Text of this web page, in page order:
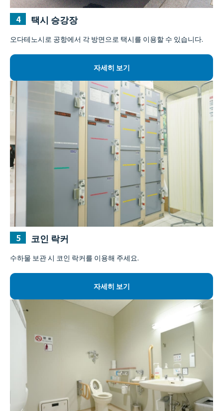
택시 승강장
오다테노시로 공항에서 각 방면으로 택시를 이용할 수 있습니다.
자세히 보기
코인 락커
수하물 보관 시 코인 락커를 이용해 주세요.
자세히 보기